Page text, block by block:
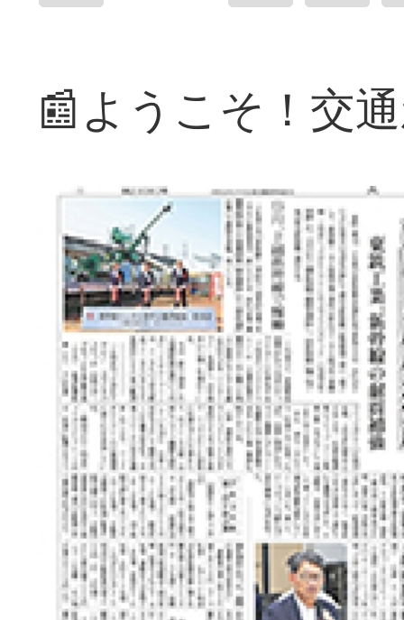
📰ようこそ！交